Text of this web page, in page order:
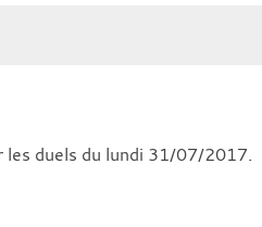
les duels du lundi 31/07/2017.